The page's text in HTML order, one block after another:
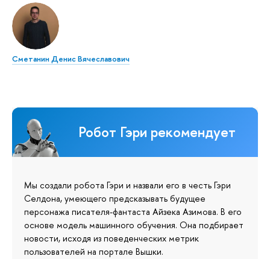
Сметанин Денис Вячеславович
Робот Гэри рекомендует
Мы создали робота Гэри и назвали его в честь Гэри
Селдона, умеющего предсказывать будущее
персонажа писателя-фантаста Айзека Азимова. В его
основе модель машинного обучения. Она подбирает
новости, исходя из поведенческих метрик
пользователей на портале Вышки.